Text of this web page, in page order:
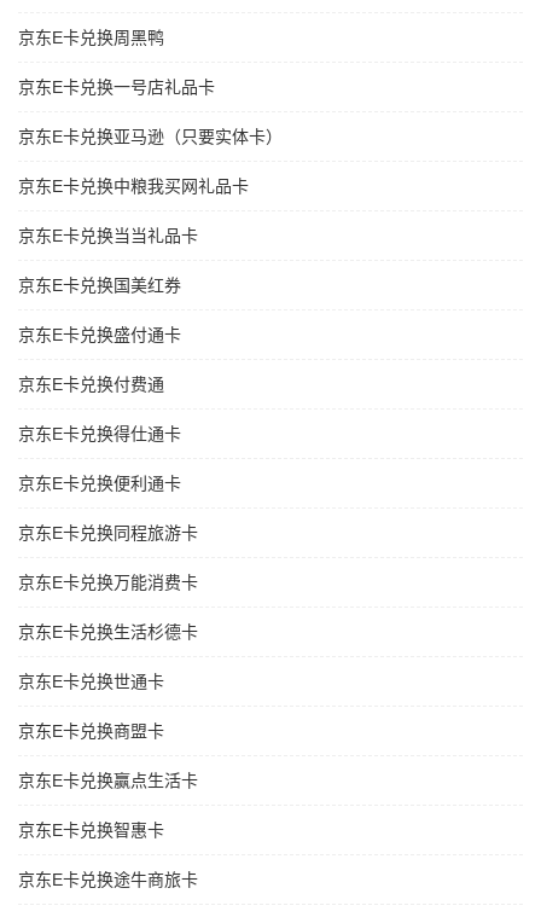
京东E卡兑换周黑鸭
京东E卡兑换一号店礼品卡
京东E卡兑换亚马逊（只要实体卡）
京东E卡兑换中粮我买网礼品卡
京东E卡兑换当当礼品卡
京东E卡兑换国美红券
京东E卡兑换盛付通卡
京东E卡兑换付费通
京东E卡兑换得仕通卡
京东E卡兑换便利通卡
京东E卡兑换同程旅游卡
京东E卡兑换万能消费卡
京东E卡兑换生活杉德卡
京东E卡兑换世通卡
京东E卡兑换商盟卡
京东E卡兑换赢点生活卡
京东E卡兑换智惠卡
京东E卡兑换途牛商旅卡